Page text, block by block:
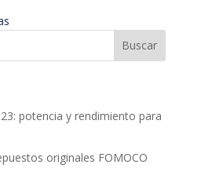
potencia y rendimiento para
originales FOMOCO